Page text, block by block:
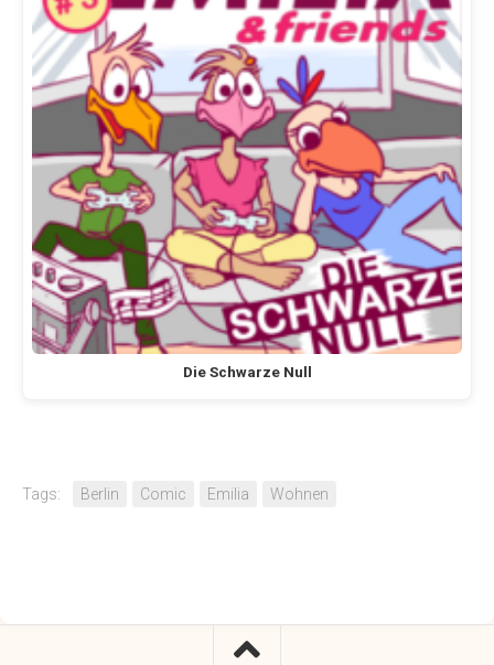
Die Schwarze Null
Tags: Berlin Comic Emilia Wohnen